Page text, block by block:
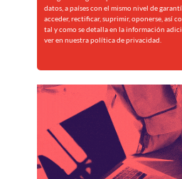
datos, a países con el mismo nivel de
acceder, rectificar, suprimir, oponerse, así
tal y como se detalla en la información
ver en nuestrapolítica de privacidad.